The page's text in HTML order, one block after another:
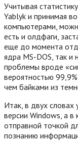
Учитывая
Yablyk и принимая
компьютерами,
есть и олдфаги,
еще до момента
ядра MS-DOS, так
проблемы вроде
вероятностью
чем байками из
Итак, в двух
версии Windows, а в
отправной точкой
познанию